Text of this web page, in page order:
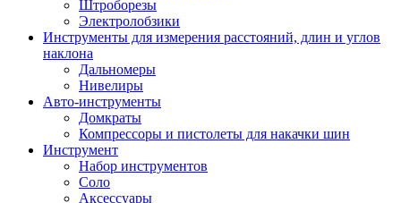
Штроборезы
Электролобзики
Инструменты для измерения расстояний, длин и углов
наклона
Дальномеры
Нивелиры
Авто-инструменты
Домкраты
Компрессоры и пистолеты для накачки шин
Инструмент
Набор инструментов
Соло
Аксессуары